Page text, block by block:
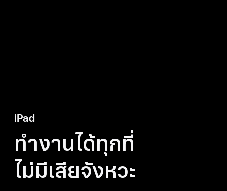
iPad
ทำงานได้ทุกที่
ไม่มีเสียจังหวะ